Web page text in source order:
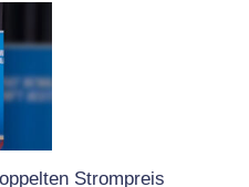
Strompreis